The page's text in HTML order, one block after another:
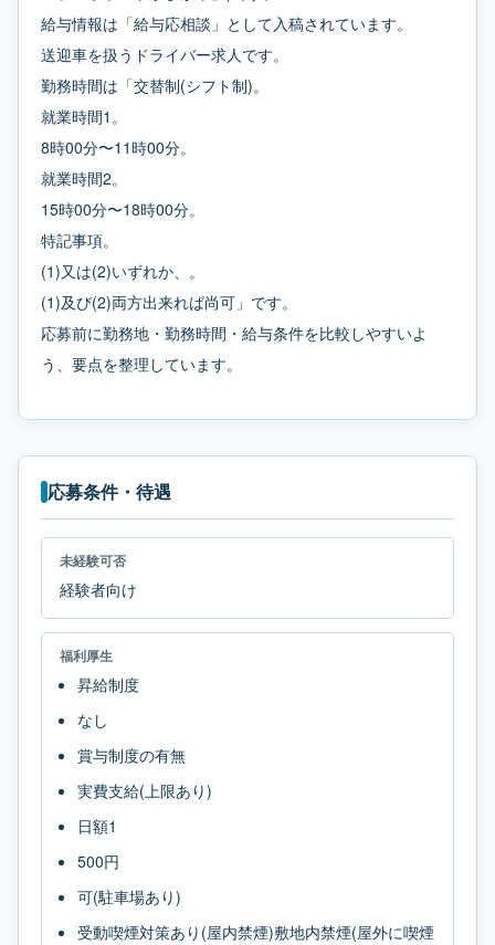
給与情報は「給与応相談」として入稿されています。
送迎車を扱うドライバー求人です。
勤務時間は「交替制(シフト制)。
就業時間1。
8時00分〜11時00分。
就業時間2。
15時00分〜18時00分。
特記事項。
(1)又は(2)いずれか、。
(1)及び(2)両方出来れば尚可」です。
応募前に勤務地・勤務時間・給与条件を比較しやすいよ
う、要点を整理しています。
応募条件・待遇
未経験可否
経験者向け
福利厚生
昇給制度
なし
賞与制度の有無
実費支給(上限あり)
日額1
500円
可(駐車場あり)
受動喫煙対策あり(屋内禁煙)敷地内禁煙(屋外に喫煙